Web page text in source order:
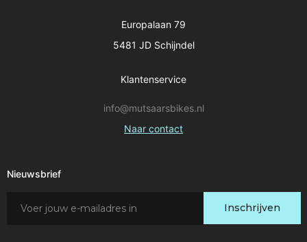
Europalaan 79
5481 JD Schijndel
Klantenservice
info@mutsaarsbikes.nl
Naar contact
Nieuwsbrief
Inschrijven